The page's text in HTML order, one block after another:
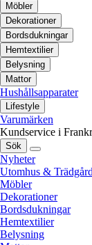
Möbler
Dekorationer
Bordsdukningar
Hemtextilier
Belysning
Mattor
Hushållsapparater
Lifestyle
Varumärken
Kundservice i
Sök
Nyheter
Utomhus & Trädgård
Möbler
Dekorationer
Bordsdukningar
Hemtextilier
Belysning